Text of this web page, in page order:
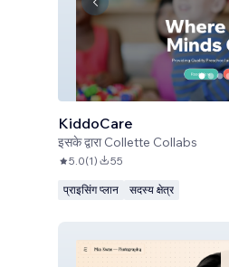
KiddoCare
इसके द्वारा Collette Collabs
5.0(1) 55
प्राइसिंग प्लान सदस्य क्षेत्र